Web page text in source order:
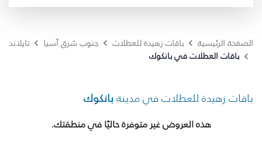
الصفحة الرئيسية باقات زهيدة للعطلات جنوب شرق آسيا
تايلاند
باقات العطلات في بانكوك
باقات زهيدة للعطلات في مدينة بانكوك
هذه العروض غير متوفرة حاليًا في منطقتك.